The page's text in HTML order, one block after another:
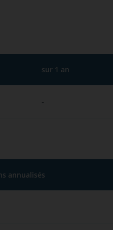
sur 1 an
-
annualisés